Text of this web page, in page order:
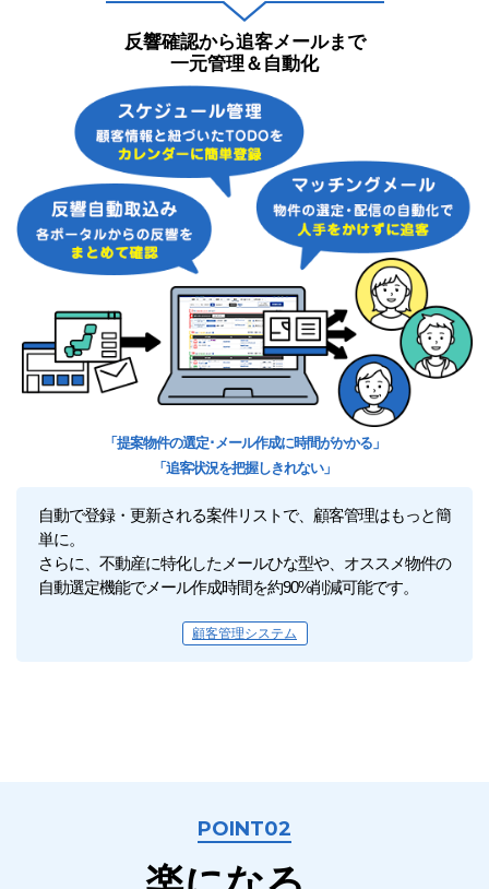
「提案物件の選定･メール作成に時間がかかる」
「追客状況を把握しきれない」
反響確認から追客メールまで
一元管理＆自動化
自動で登録・更新される案件リストで、顧客管理はもっと簡
単に。
さらに、不動産に特化したメールひな型や、オススメ物件の
自動選定機能でメール作成時間を約90%削減可能です。
顧客管理システム
POINT02